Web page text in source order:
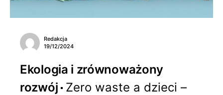
Redakcja
19/12/2024
Ekologia i zrównoważony
rozwój Zero waste a dzieci –